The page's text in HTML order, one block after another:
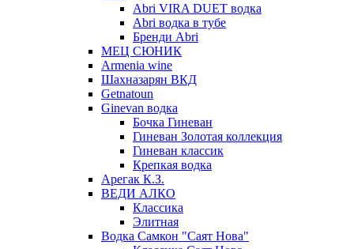
Abri VIRA DUET водка
Abri водка в тубе
Бренди Abri
МЕЦ СЮНИК
Armenia wine
Шахназарян ВКД
Getnatoun
Ginevan водка
Бочка Гиневан
Гиневан Золотая коллекция
Гиневан классик
Крепкая водка
Арегак К.З.
ВЕДИ АЛКО
Классика
Элитная
Водка Самкон "Саят Нова"